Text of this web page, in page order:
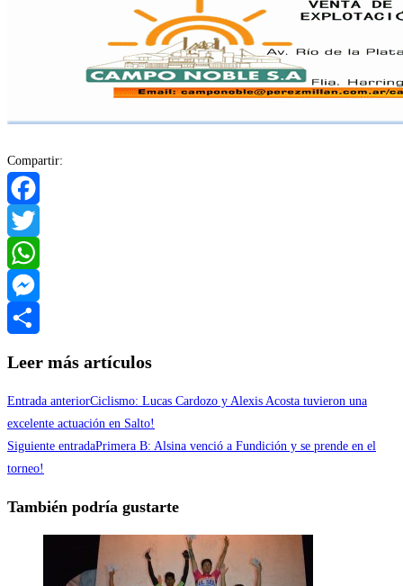
Compartir:
Facebook
Twitter
WhatsApp
Messenger
Leer más artículos
Entrada anteriorCiclismo: Lucas Cardozo y Alexis Acosta tuvieron una
excelente actuación en Salto!
Siguiente entradaPrimera B: Alsina venció a Fundición y se prende en el
torneo!
También podría gustarte